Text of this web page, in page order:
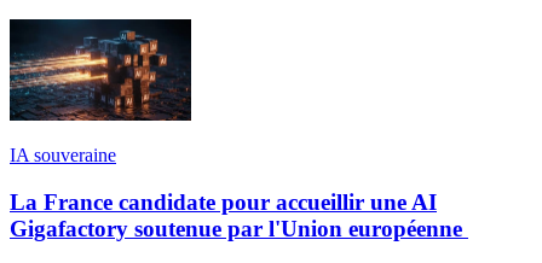
IA souveraine
La France candidate pour accueillir une AI
Gigafactory soutenue par l'Union européenne